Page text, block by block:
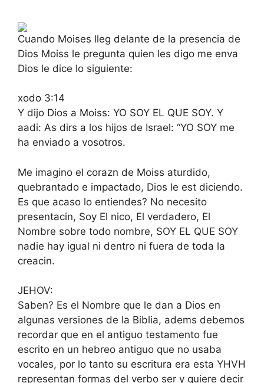
Cuando Moises lleg delante de la presencia de
Dios Moiss le pregunta quien les digo me enva
Dios le dice lo siguiente:
xodo 3:14
Y dijo Dios a Moiss: YO SOY EL QUE SOY. Y
aadi: As dirs a los hijos de Israel: “YO SOY me
ha enviado a vosotros.
Me imagino el corazn de Moiss aturdido,
quebrantado e impactado, Dios le est diciendo.
Es que acaso lo entiendes? No necesito
presentacin, Soy El nico, El verdadero, El
Nombre sobre todo nombre, SOY EL QUE SOY
nadie hay igual ni dentro ni fuera de toda la
creacin.
JEHOV:
Saben? Es el Nombre que le dan a Dios en
algunas versiones de la Biblia, adems debemos
recordar que en el antiguo testamento fue
escrito en un hebreo antiguo que no usaba
vocales, por lo tanto su escritura era esta YHVH
representan formas del verbo ser y quiere decir